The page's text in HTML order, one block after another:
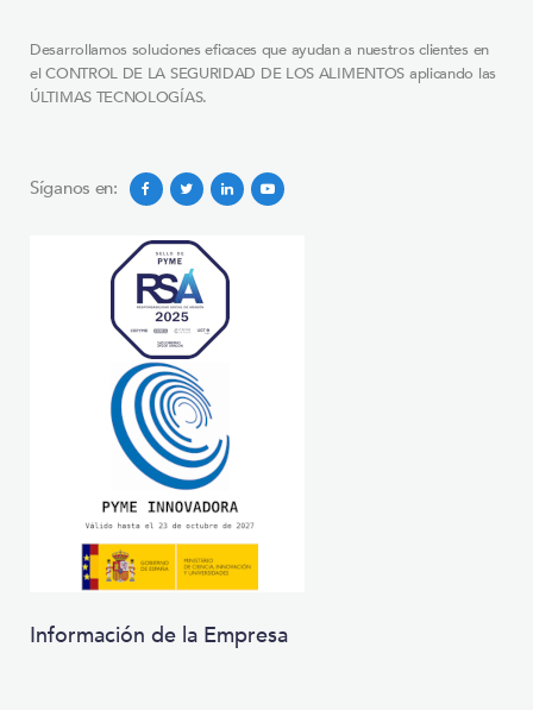
Desarrollamos soluciones eficaces que ayudan a nuestros clientes en
el CONTROL DE LA SEGURIDAD DE LOS ALIMENTOS aplicando las
ÚLTIMAS TECNOLOGÍAS.
Síganos en:
Información de la Empresa